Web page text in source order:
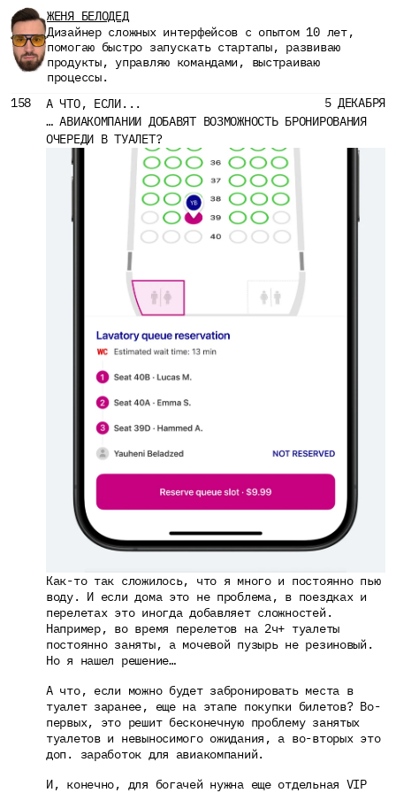
ЖЕНЯ БЕЛОДЕД
Дизайнер сложных интерфейсов с опытом 10 лет,
помогаю быстро запускать стартапы, развиваю
продукты, управляю командами, выстраиваю
процессы.
158
А ЧТО, ЕСЛИ...
5 ДЕКАБРЯ
… АВИАКОМПАНИИ ДОБАВЯТ ВОЗМОЖНОСТЬ БРОНИРОВАНИЯ
ОЧЕРЕДИ В ТУАЛЕТ?
Как-то так сложилось, что я много и постоянно пью
воду. И если дома это не проблема, в поездках и
перелетах это иногда добавляет сложностей.
Например, во время перелетов на 2ч+ туалеты
постоянно заняты, а мочевой пузырь не резиновый.
Но я нашел решение…
А что, если можно будет забронировать места в
туалет заранее, еще на этапе покупки билетов? Во-
первых, это решит бесконечную проблему занятых
туалетов и невыносимого ожидания, а во-вторых это
доп. заработок для авиакомпаний.
И, конечно, для богачей нужна еще отдельная VIP